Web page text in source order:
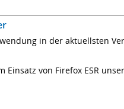
in der aktuellsten
Einsatz von Firefox ESR